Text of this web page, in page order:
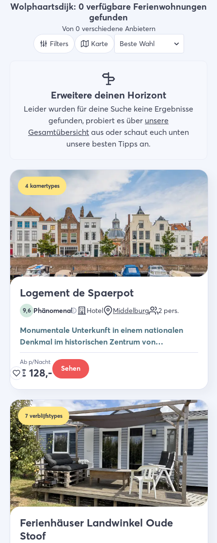
Ferienwohnungen
Wer
2 Gäste
Wolphaartsdijk: 0 verfügbare Ferienwohnungen
gefunden
Von 0 verschiedene Anbietern
Filters
Karte
Erweitere deinen Horizont
Leider wurden für deine Suche keine Ergebnisse
gefunden, probiert es über unsere
Gesamtübersicht aus oder schaut euch unten
unsere besten Tipps an.
4 kamertypes
Logement de Spaerpot
9,6 Phänomenal Hotel Middelburg 2 pers.
Monumentale Unterkunft in einem nationalen
Denkmal im historischen Zentrum von
Middelburg
Ab p/Nacht
€ 128,- Sehen
7 verblijfstypes
Ferienhäuser Landwinkel Oude
Stoof